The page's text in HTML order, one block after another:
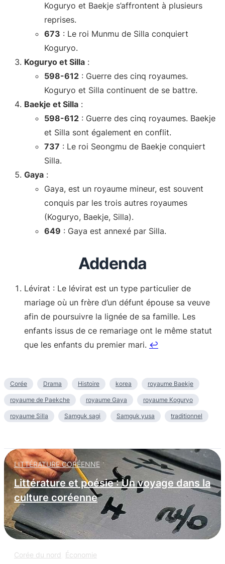
Koguryo et Baekje s’affrontent à plusieurs
reprises.
673 : Le roi Munmu de Silla conquiert
Koguryo.
Koguryo et Silla :
598-612 : Guerre des cinq royaumes.
Koguryo et Silla continuent de se battre.
Baekje et Silla :
598-612 : Guerre des cinq royaumes. Baekje
et Silla sont également en conflit.
737 : Le roi Seongmu de Baekje conquiert
Silla.
Gaya :
Gaya, est un royaume mineur, est souvent
conquis par les trois autres royaumes
(Koguryo, Baekje, Silla).
649 : Gaya est annexé par Silla.
Addenda
Lévirat : Le lévirat est un type particulier de
mariage où un frère d’un défunt épouse sa veuve
afin de poursuivre la lignée de sa famille. Les
enfants issus de ce remariage ont le même statut
que les enfants du premier mari. ↩︎
Corée Drama Histoire korea royaume Baekje
royaume de Paekche royaume Gaya royaume Koguryo
royaume Silla Samguk sagi Samguk yusa traditionnel
LITTÉRATURE CORÉENNE
Littérature et poésie : Un voyage dans la
culture coréenne
Corée du nord Économie